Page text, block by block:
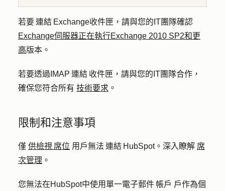
若要 連結 Exchange收件匣，請與您的IT團隊確認
Exchange伺服器正在執行Exchange 2010 SP2和更
高版本。
若要透過IMAP 連結 收件匣，請與您的IT團隊合作，
確保您符合所有 技術要求 。
限制和注意事項
僅 供檢視 席位 用戶無法 連結 HubSpot。深入瞭解 席
次管理 。
您無法在HubSpot中使用單一電子郵件 帳戶 戶作為個